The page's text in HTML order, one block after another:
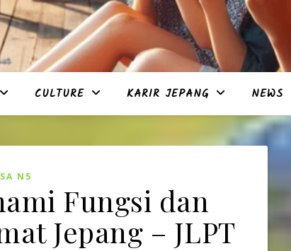
CULTURE KARIR JEPANG NEWS
N5
Fungsi dan
Jepang – JLPT